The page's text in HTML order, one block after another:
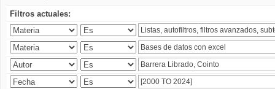
Filtros actuales: